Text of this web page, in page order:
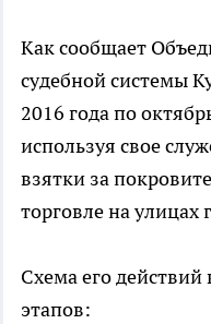
Как сообщает
судебной системы
2016 года по
используя свое
взятки за
торговле на улицах
Схема его действий
этапов: